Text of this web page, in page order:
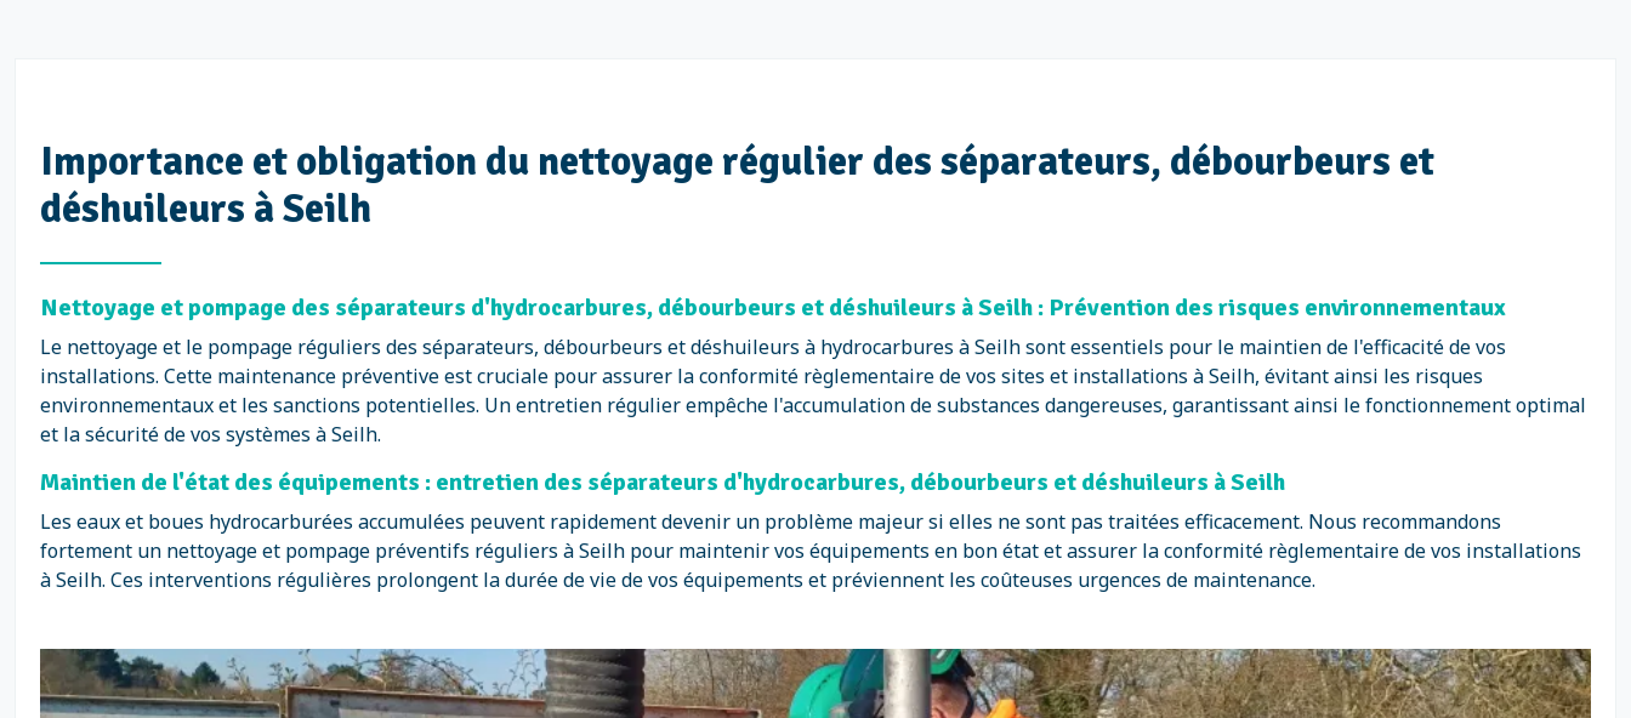
Importance et obligation du nettoyage régulier des séparateurs, débourbeurs et
déshuileurs à Seilh
Nettoyage et pompage des séparateurs d'hydrocarbures, débourbeurs et déshuileurs à Seilh : Prévention des risques environnementaux
Le nettoyage et le pompage réguliers des séparateurs, débourbeurs et déshuileurs à hydrocarbures à Seilh sont essentiels pour le maintien de l'efficacité de vos
installations. Cette maintenance préventive est cruciale pour assurer la conformité règlementaire de vos sites et installations à Seilh, évitant ainsi les risques
environnementaux et les sanctions potentielles. Un entretien régulier empêche l'accumulation de substances dangereuses, garantissant ainsi le fonctionnement optimal
et la sécurité de vos systèmes à Seilh.
Maintien de l'état des équipements : entretien des séparateurs d'hydrocarbures, débourbeurs et déshuileurs à Seilh
Les eaux et boues hydrocarburées accumulées peuvent rapidement devenir un problème majeur si elles ne sont pas traitées efficacement. Nous recommandons
fortement un nettoyage et pompage préventifs réguliers à Seilh pour maintenir vos équipements en bon état et assurer la conformité règlementaire de vos installations
à Seilh. Ces interventions régulières prolongent la durée de vie de vos équipements et préviennent les coûteuses urgences de maintenance.